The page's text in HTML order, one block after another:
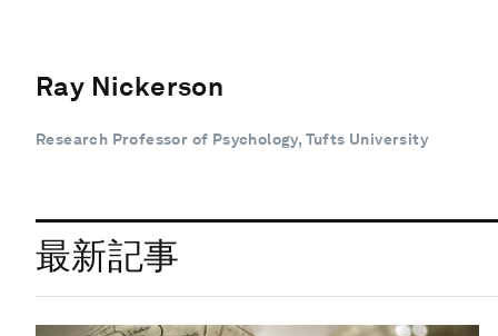
Ray Nickerson
Research Professor of Psychology, Tufts University
最新記事